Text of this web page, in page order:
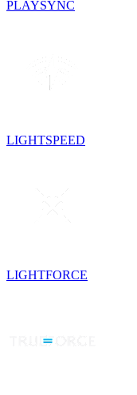
PLAYSYNC
LIGHTSPEED
LIGHTFORCE